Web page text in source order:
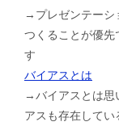
→プレゼンテーシ
つくることが優先
す
バイアスとは
→バイアスとは思
アスも存在して